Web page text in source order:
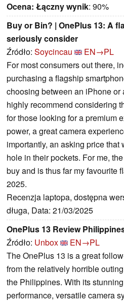
Ocena: Łączny wynik: 90%
Buy or Bin? | OnePlus 13: A
seriously consider
Źródło: Soycincau
EN→PL
For most consumers out there,
purchasing a flagship
choosing between an iPhone or
highly recommend considering
for those looking for a premium
power, a great camera
importantly, an asking price that
hole in their pockets. For me,
buy and is thus far my favourite
2025.
Recenzja laptopa, dostępna
długa, Data: 21/03/2025
OnePlus 13 Review
Źródło: Unbox
EN→PL
The OnePlus 13 is a great
from the relatively horrible
the Philippines. With its
performance, versatile camera